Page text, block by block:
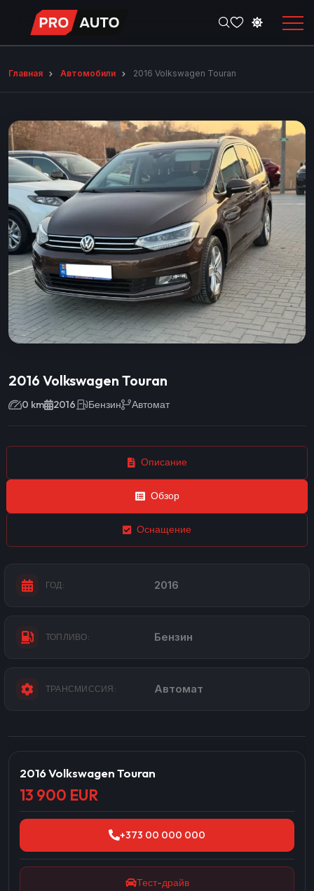
Главная Автомобили 2016 Volkswagen Touran
2016 Volkswagen Touran
0 km 2016 Бензин Автомат
Описание
Обзор
Оснащение
ГОД: 2016
ТОПЛИВО: Бензин
ТРАНСМИССИЯ: Автомат
2016 Volkswagen Touran
13 900 EUR
+373 00 000 000
Тест-драйв